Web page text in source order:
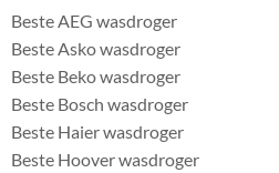
Beste AEG wasdroger
Beste Asko wasdroger
Beste Beko wasdroger
Beste Bosch wasdroger
Beste Haier wasdroger
Beste Hoover wasdroger